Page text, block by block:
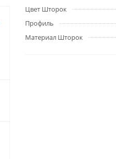
Цвет Шторок
Профиль
Материал Шторок